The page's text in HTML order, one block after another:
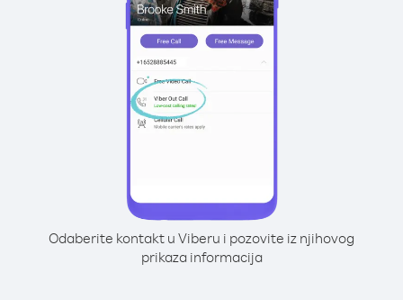
Odaberite kontakt u Viberu i pozovite iz njihovog
prikaza informacija